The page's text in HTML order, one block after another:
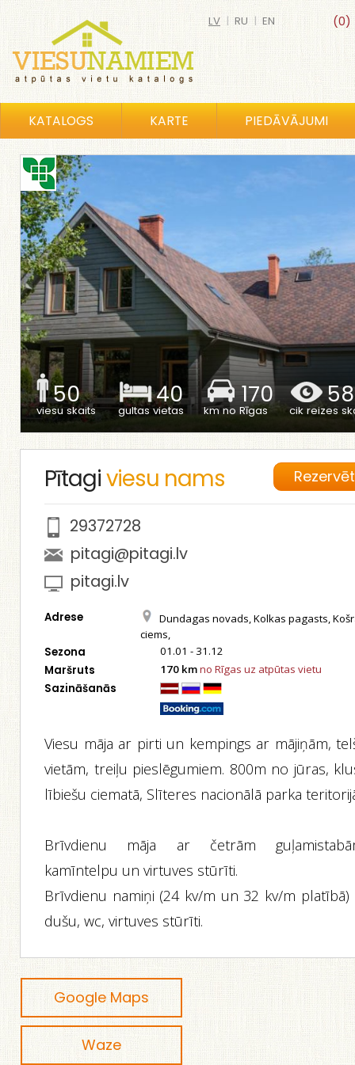
(0)
LV | RU | EN
KATALOGS KARTE PIEDĀVĀJUMI
50
viesu skaits
40
gultas vietas
170
km no Rīgas cik reizes
Pītagiviesu nams Rezervēt
29372728
pitagi@pitagi.lv
pitagi.lv
Adrese
Dundagas novads, Kolkas pagasts,
ciems,
Sezona 01.01 - 31.12
Maršruts 170 kmno Rīgas uz atpūtas vietu
Sazināšanās
Viesu māja ar pirti un kempings ar mājiņām,
vietām, treiļu pieslēgumiem. 800m no jūras,
lībiešu ciematā, Slīteres nacionālā parka
Brīvdienu māja ar četrām
kamīntelpu un virtuves stūrīti.
Brīvdienu namiņi (24 kv/m un 32 kv/m platībā)
dušu, wc, virtuves stūrīti.
Google Maps
Waze